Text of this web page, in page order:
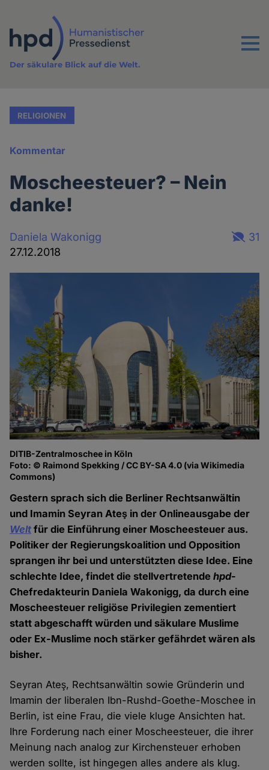
Inhalt
Menu
Der säkulare Blick auf die Welt.
RELIGIONEN
Kommentar
Moscheesteuer? – Nein
danke!
Daniela Wakonigg
27.12.2018
31
DITIB-Zentralmoschee in Köln
Foto: © Raimond Spekking / CC BY-SA 4.0 (via Wikimedia
Commons)
Gestern sprach sich die Berliner Rechtsanwältin
und Imamin Seyran Ateş in der Onlineausgabe der
Welt für die Einführung einer Moscheesteuer aus.
Politiker der Regierungskoalition und Opposition
sprangen ihr bei und unterstützten diese Idee. Eine
schlechte Idee, findet die stellvertretendehpd-
Chefredakteurin Daniela Wakonigg, da durch eine
Moscheesteuer religiöse Privilegien zementiert
statt abgeschafft würden und säkulare Muslime
oder Ex-Muslime noch stärker gefährdet wären als
bisher.
Seyran Ateş, Rechtsanwältin sowie Gründerin und
Imamin der liberalen Ibn-Rushd-Goethe-Moschee in
Berlin, ist eine Frau, die viele kluge Ansichten hat.
Ihre Forderung nach einer Moscheesteuer, die ihrer
Meinung nach analog zur Kirchensteuer erhoben
werden sollte, ist hingegen alles andere als klug.